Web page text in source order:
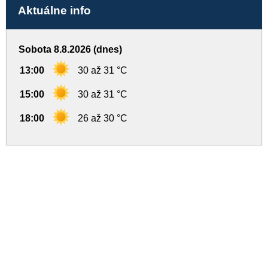
Aktuálne info
Sobota 8.8.2026 (dnes)
13:00 30 až 31 °C
15:00 30 až 31 °C
18:00 26 až 30 °C